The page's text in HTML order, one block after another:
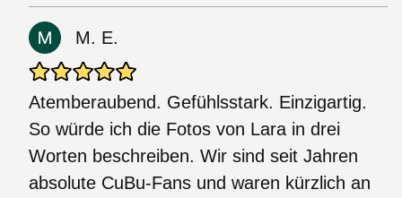
M. E.
Atemberaubend. Gefühlsstark. Einzigartig.
So würde ich die Fotos von Lara in drei
Worten beschreiben. Wir sind seit Jahren
absolute CuBu-Fans und waren kürzlich an